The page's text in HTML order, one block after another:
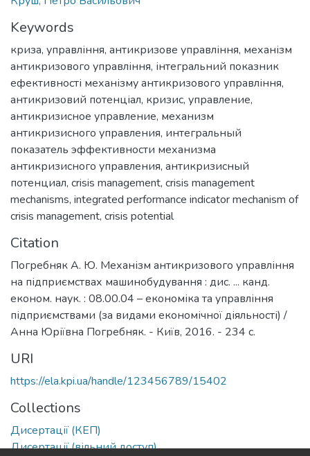
Keywords
криза, управління, антикризове управління, механізм
антикризового управління, інтегральний показник
ефективності механізму антикризового управління,
антикризовий потенціал, кризис, управление,
антикризисное управление, механизм
антикризисного управления, интегральный
показатель эффективности механизма
антикризисного управления, антикризисный
потенциал, crisis management, crisis management
mechanisms, integrated performance indicator mechanism of
crisis management, crisis potential
Citation
Погребняк А. Ю. Механізм антикризового управління
на підприємствах машинобудування : дис. ... канд.
економ. наук. : 08.00.04 – економіка та управління
підприємствами (за видами економічної діяльності) /
Анна Юріївна Погребняк. - Київ, 2016. - 234 с.
URI
https://ela.kpi.ua/handle/123456789/15402
Collections
Дисертації (КЕП)
Дисертації (вільний доступ)